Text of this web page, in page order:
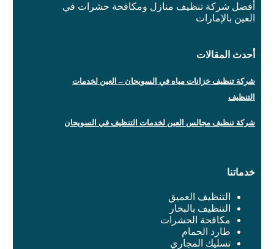
أفضل شركة تنظيف منازل ومكافحة حشرات في
العين بالإمارات
أحدث المقالات
شركة تنظيف خزانات مياه في السويحان – العين لخدمات
التنظيف
شركة تنظيف مجالس العين لخدمات التنظيف في السويحان
خدماتنا
التنظيف العميق
التنظيف بالبخار
مكافحة الحشرات
طارد الحمام
تسليك المجاري